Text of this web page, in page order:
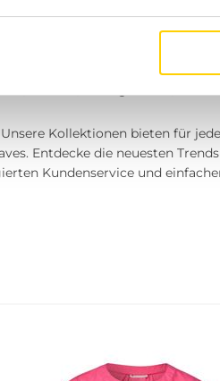
Besuche einen
Datteln, Lüdinghausen, Marl
Kollektionen bieten für
Entdecke die neuesten
Kundenservice und